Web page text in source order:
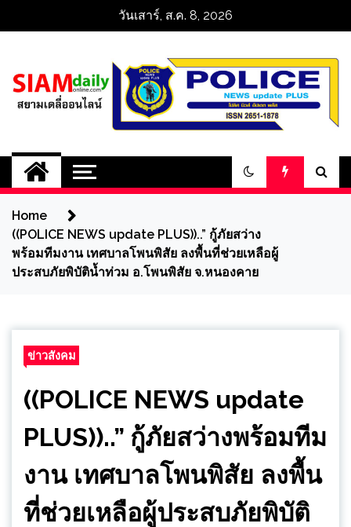
วันเสาร์, ส.ค. 8, 2026
สยามเดลี่ออนไลน์
SiamDailyOnline
Home
((POLICE NEWS update PLUS))..” กู้ภัยสว่าง
พร้อมทีมงาน เทศบาลโพนพิสัย ลงพื้นที่ช่วยเหลือผู้
ประสบภัยพิบัติน้ำท่วม อ.โพนพิสัย จ.หนองคาย
ข่าวสังคม
((POLICE NEWS update
PLUS))..” กู้ภัยสว่างพร้อมทีม
งาน เทศบาลโพนพิสัย ลงพื้น
ที่ช่วยเหลือผู้ประสบภัยพิบัติ